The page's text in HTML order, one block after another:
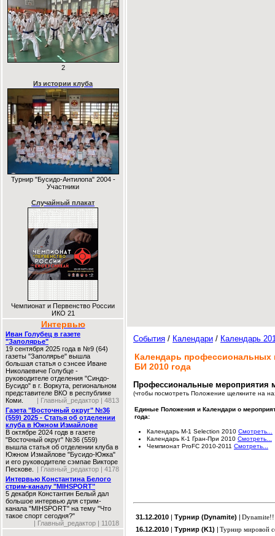
2
Из истории клуба
Турнир "Бусидо-Антилопа" 2004 -
Участники
Случайный плакат
Чемпионат и Первенство России
ИКО 21
Интервью
Иван Голубец в газете
"Заполярье"
19 сентября 2025 года в №9 (64)
газеты "Заполярье" вышла
большая статья о сэнсее Иване
Николаевиче Голубце -
руководителе отделения "Синдо-
Бусидо" в г. Воркута, региональном
представителе ВКО в республике
Коми.
| Главный_редактор | 4813
Газета "Восточный округ" №36
(559) 2025 - Статья об отделении
клуба в Южном Измайлове
В октябре 2024 годв в газете
"Восточный округ" №36 (559)
вышла статья об отделении клуба в
Южном Измайлове "Бусидо-Южка"
и его руководителе сэмпае Викторе
Пескове.
| Главный_редактор | 4178
Интервью Константина Белого
стрим-каналу "MIHSPORT"
5 декабря Константин Белый дал
большое интервью для стрим-
канала "MIHSPORT" на тему "Что
такое спорт сегодня?"
| Главный_редактор | 11018
События / Календари / Календарь
Календарь профессиональных
БИ 2010 года
Профессиональные мероприятия
(чтобы посмотреть Положение щелкните на
Единые Положения и Календари о
года:
Календарь М-1 Selection 2010 Смотреть...
Календарь К-1 Гран-При 2010 Смотреть...
Чемпионат ProFC 2010-2011 Смотреть...
31.12.2010 | Турнир (Dynamite) |
16.12.2010 | Турнир (K1) | Турнир мировой